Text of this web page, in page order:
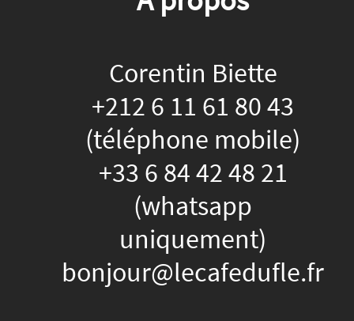
Corentin Biette
+212 6 11 61 80 43
(téléphone mobile)
+33 6 84 42 48 21
(whatsapp
uniquement)
bonjour@lecafedufle.fr